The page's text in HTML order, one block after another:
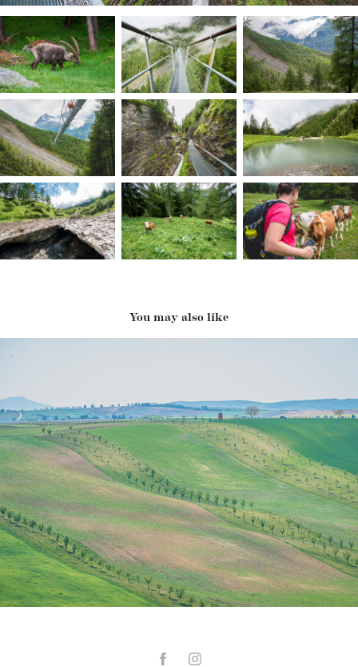
You may also like
Moravské Toskánsko (květen 2020)
2020